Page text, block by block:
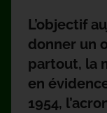
L’objectif
donner un
partout, la
en
1954,